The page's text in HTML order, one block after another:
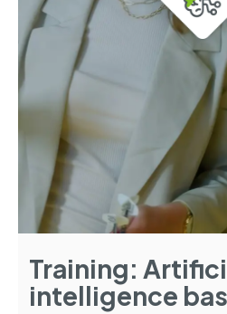
Training:
intelligence